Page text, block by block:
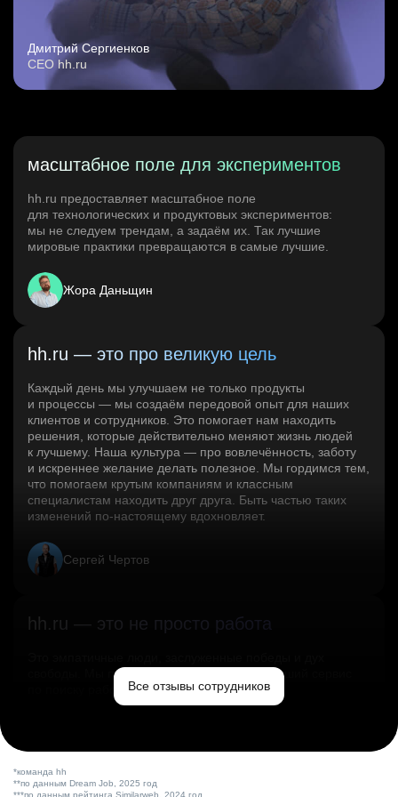
Дмитрий Сергиенков
CEO hh.ru
масштабное поле для экспериментов
hh.ru предоставляет масштабное поле
для технологических и продуктовых экспериментов:
мы не следуем трендам, а задаём их. Так лучшие
мировые практики превращаются в самые лучшие.
Жора Даньщин
hh.ru — это про великую цель
Каждый день мы улучшаем не только продукты
и процессы — мы создаём передовой опыт для наших
клиентов и сотрудников. Это помогает нам находить
решения, которые действительно меняют жизнь людей
к лучшему. Наша культура — про вовлечённость, заботу
и искреннее желание делать полезное. Мы гордимся тем,
что помогаем крутым компаниям и классным
специалистам находить друг друга. Быть частью таких
изменений по‑настоящему вдохновляет.
Сергей Чертов
hh.ru — это не просто работа
свободы. Мы помогаем миру и создаём лучший сервис
по поиску работы в стране.Все отзывы сотрудников
*команда hh
**по данным Dream Job, 2025 год
***по данным рейтинга Similarweb, 2024 год